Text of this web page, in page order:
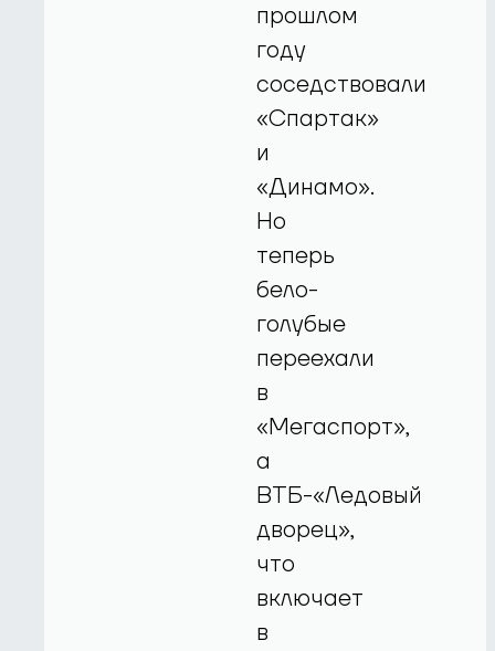
прошлом
году
соседствовали
«Спартак»
и
«Динамо».
Но
теперь
бело-
голубые
переехали
в
«Мегаспорт»,
а
ВТБ-«Ледовый
дворец»,
что
включает
в